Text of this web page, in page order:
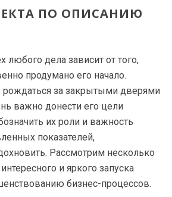
ПО ОПИСАНИЮ
любого дела зависит от того,
продумано его начало.
за закрытыми дверями
важно донести его цели
их роли и важность
показателей,
Рассмотрим несколько
и яркого запуска
бизнес-процессов.